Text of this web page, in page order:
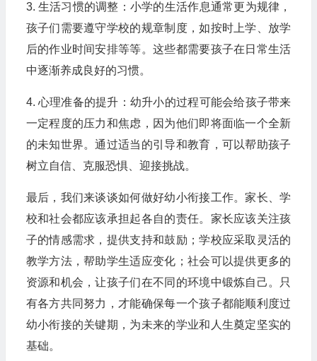
3. 生活习惯的调整：小学的生活作息通常更为规律，
孩子们需要遵守学校的规章制度，如按时上学、放学
后的作业时间安排等等。这些都需要孩子在日常生活
中逐渐养成良好的习惯。
4. 心理准备的提升：幼升小的过程可能会给孩子带来
一定程度的压力和焦虑，因为他们即将面临一个全新
的未知世界。通过适当的引导和教育，可以帮助孩子
树立自信、克服恐惧、迎接挑战。
最后，我们来谈谈如何做好幼小衔接工作。家长、学
校和社会都应该承担起各自的责任。家长应该关注孩
子的情感需求，提供支持和鼓励；学校应采取灵活的
教学方法，帮助学生适应变化；社会可以提供更多的
资源和机会，让孩子们在不同的环境中锻炼自己。只
有各方共同努力，才能确保每一个孩子都能顺利度过
幼小衔接的关键期，为未来的学业和人生奠定坚实的
基础。